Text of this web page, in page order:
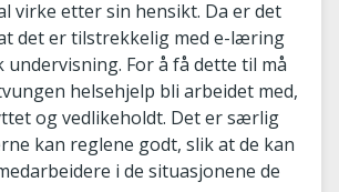
virke etter sin hensikt. Da er det
det er tilstrekkelig med e-læring
undervisning. For å få dette til må
helsehjelp bli arbeidet med,
og vedlikeholdt. Det er særlig
kan reglene godt, slik at de kan
i de situasjonene de